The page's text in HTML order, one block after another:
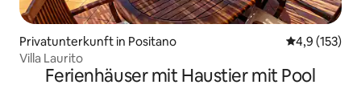
Privatunterkunft in Positano
4,9 (153)
Villa Laurito
Ferienhäuser mit Haustier mit Pool